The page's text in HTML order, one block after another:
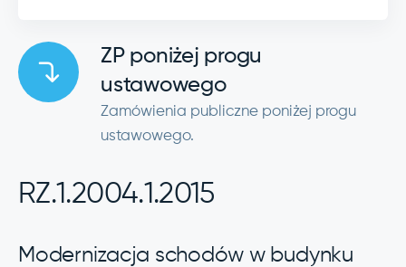
ZP poniżej progu
ustawowego
Zamówienia publiczne poniżej progu
ustawowego.
RZ.1.2004.1.2015
Modernizacja schodów w budynku